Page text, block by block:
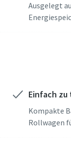
Ausgelegt
Einfach
Kompakte
Rollwagen